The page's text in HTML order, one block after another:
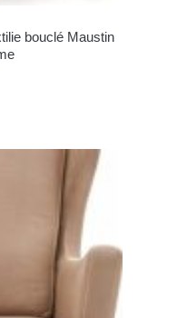
bouclé Maustin